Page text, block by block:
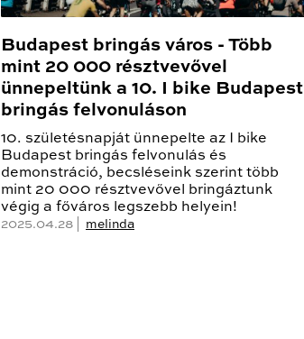
Budapest bringás város - Több
mint 20 000 résztvevővel
ünnepeltünk a 10. I bike Budapest
bringás felvonuláson
10. születésnapját ünnepelte az I bike
Budapest bringás felvonulás és
demonstráció, becsléseink szerint több
mint 20 000 résztvevővel bringáztunk
végig a főváros legszebb helyein!
2025.04.28 | melinda